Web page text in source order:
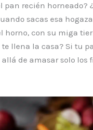
pan recién horneado?
sacas esa
horno, con su miga
llena la casa? Si tu
de amasar solo los